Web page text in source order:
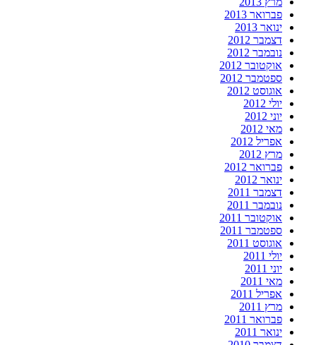
פברואר 2013
ינואר 2013
דצמבר 2012
נובמבר 2012
אוקטובר 2012
ספטמבר 2012
אוגוסט 2012
יולי 2012
יוני 2012
מאי 2012
אפריל 2012
מרץ 2012
פברואר 2012
ינואר 2012
דצמבר 2011
נובמבר 2011
אוקטובר 2011
ספטמבר 2011
אוגוסט 2011
יולי 2011
יוני 2011
מאי 2011
אפריל 2011
מרץ 2011
פברואר 2011
ינואר 2011